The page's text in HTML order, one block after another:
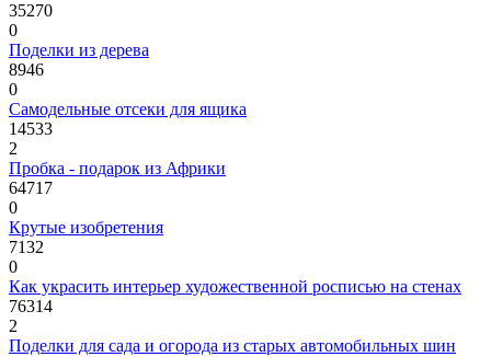
35270
0
Поделки из дерева
8946
0
Самодельные отсеки для ящика
14533
2
Пробка - подарок из Африки
64717
0
Крутые изобретения
7132
0
Как украсить интерьер художественной росписью на стенах
76314
2
Поделки для сада и огорода из старых автомобильных шин